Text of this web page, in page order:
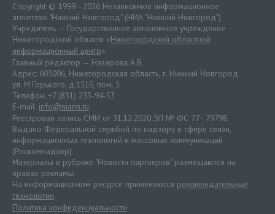
Copyright © 1999—2026 Независимое информационное
агентство "Нижний Новгород" (НИА "Нижний Новгород")
Учредитель — Государственное автономное учреждение
Нижегородской области «Нижегородский областной
информационный центр»
Главный редактор — Назарова А.В.
Адрес: 603006, Нижегородская область, г. Нижний Новгород.
ул. М.Горького, д.151Б, пом. 5
Телефон: +7 (831) 233-94-53
E-mail: info@niann.ru
Реестровая запись СМИ от 31.12.2020 ЭЛ № ФС 77 - 79798.
Выдано Федеральной службой по надзору в сфере связи,
информационных технологий и массовых коммуникаций
(Роскомнадзор).
Материалы в рубрике "Новости партнеров" размещаются на
правах рекламы.
На информационном ресурсе применяются рекомендательные
технологии.
Политика конфиденциальности